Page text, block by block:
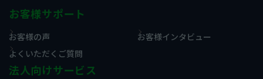
お客様サポート
お客様の声
お客様インタビュー
よくいただくご質問
法人向けサービス